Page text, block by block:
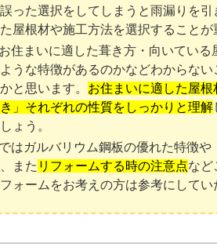
った選択をしてしまうと雨漏りを
屋根材や施工方法を選択することが
住まいに適した葺き方・向いてい
うな特徴があるのかなどわからな
と思います。 お住まいに適した屋
」それぞれの性質をしっかりと理解
ょう。
はガルバリウム鋼板の優れた特徴
また リフォームする時の注意点など
ォームをお考えの方は参考にしてい